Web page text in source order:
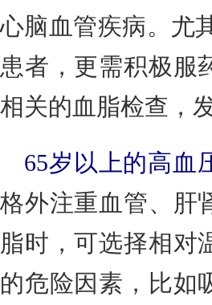
心脑血管疾病。尤
患者，更需积极服
相关的血脂检查，
65岁以上的高血
格外注重血管、肝
脂时，可选择相对
的危险因素，比如